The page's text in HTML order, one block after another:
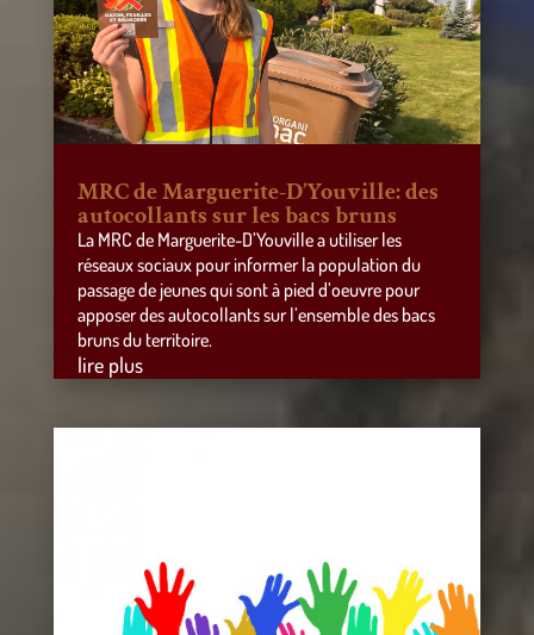
MRC de Marguerite-D’Youville: des
autocollants sur les bacs bruns
La MRC de Marguerite-D’Youville a utiliser les
réseaux sociaux pour informer la population du
passage de jeunes qui sont à pied d’oeuvre pour
apposer des autocollants sur l’ensemble des bacs
bruns du territoire.
lire plus